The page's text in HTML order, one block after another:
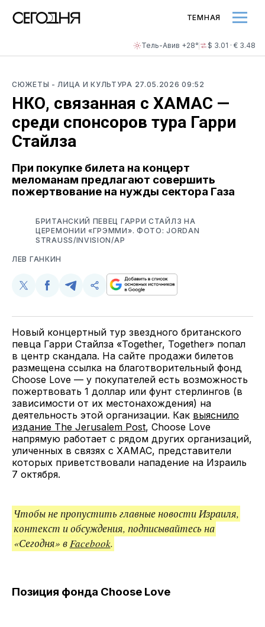
Тель-Авив +28° $ 3.01 · € 3.48
ТЕМНАЯ
СЮЖЕТЫ - ЛИЦА И КУЛЬТУРА 27.05.2026 09:52
НКО, связанная с ХАМАС —
среди спонсоров тура Гарри
Стайлза
При покупке билета на концерт
меломанам предлагают совершить
пожертвование на нужды сектора Газа
БРИТАНСКИЙ ПЕВЕЦ ГАРРИ СТАЙЛЗ НА
ЦЕРЕМОНИИ «ГРЭММИ». ФОТО: JORDAN
STRAUSS/INVISION/AP
ЛЕВ ГАНКИН
Поделиться
Twitter
Поделиться
Facebook
Поделиться
Telegram
Скопируйте
поделитесь
ссылкой
Новый концертный тур звездного британского
певца Гарри Стайлза «Together, Together» попал
в центр скандала. На сайте продажи билетов
размещена ссылка на благотворительный фонд
Choose Love — у покупателей есть возможность
пожертвовать 1 доллар или фунт стерлингов (в
зависимости от их местонахождения) на
деятельность этой организации. Как выяснило
издание The Jerusalem Post, Choose Love
напрямую работает с рядом других организаций,
уличенных в связях с ХАМАС, представители
которых приветствовали нападение на Израиль
7 октября.
Чтобы не пропустить главные новости Израиля,
контекст и обсуждения, подписывайтесь на
«Сегодня» вFacebook.
Позиция фонда Choose Love